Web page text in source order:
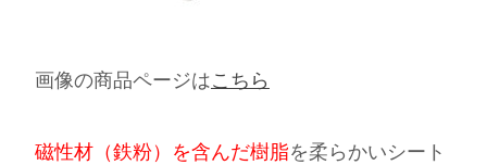
画像の商品ページはこちら
磁性材（鉄粉）を含んだ樹脂を柔らかいシート